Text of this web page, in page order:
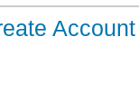
Account